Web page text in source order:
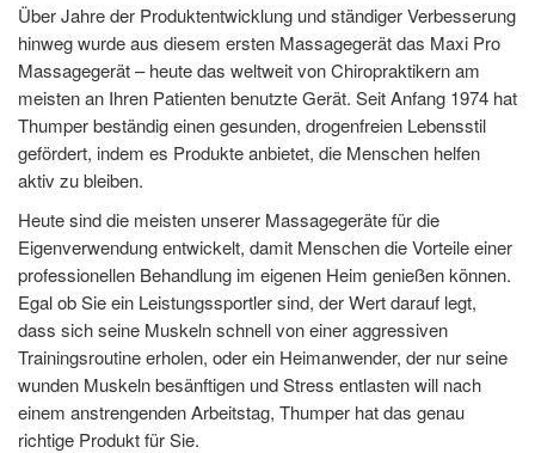
Über Jahre der Produktentwicklung und ständiger Verbesserung
hinweg wurde aus diesem ersten Massagegerät das Maxi Pro
Massagegerät – heute das weltweit von Chiropraktikern am
meisten an Ihren Patienten benutzte Gerät. Seit Anfang 1974 hat
Thumper beständig einen gesunden, drogenfreien Lebensstil
gefördert, indem es Produkte anbietet, die Menschen helfen
aktiv zu bleiben.
Heute sind die meisten unserer Massagegeräte für die
Eigenverwendung entwickelt, damit Menschen die Vorteile einer
professionellen Behandlung im eigenen Heim genießen können.
Egal ob Sie ein Leistungssportler sind, der Wert darauf legt,
dass sich seine Muskeln schnell von einer aggressiven
Trainingsroutine erholen, oder ein Heimanwender, der nur seine
wunden Muskeln besänftigen und Stress entlasten will nach
einem anstrengenden Arbeitstag, Thumper hat das genau
richtige Produkt für Sie.